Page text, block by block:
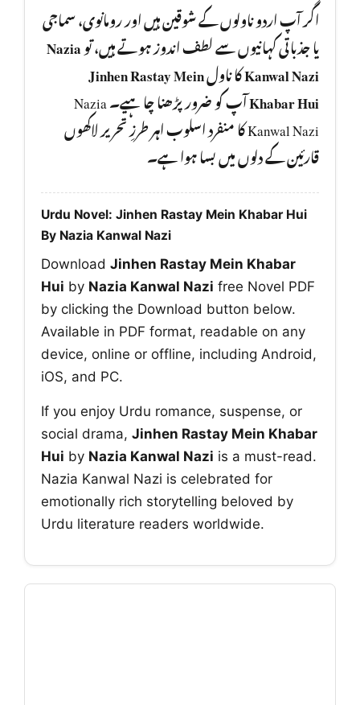
اگر آپ اردو ناولوں کے شوقین ہیں اور رومانوی، سماجی
یا جذباتی کہانیوں سے لطف اندوز ہوتے ہیں، توNazia
Kanwal Naziکا ناولJinhen Rastay Mein
Khabar Hui
آپ کو ضرور پڑھنا چا ہیے۔ Nazia
Kanwal Nazi کا منفرد اسلوب اہر طرزِ تحریر لاکھوں
قارئین کے دلوں میں بسا ہوا ہے۔
Urdu Novel: Jinhen Rastay Mein Khabar Hui
By Nazia Kanwal Nazi
Download Jinhen Rastay Mein Khabar
Hui by Nazia Kanwal Nazi free Novel PDF
by clicking the Download button below.
Available in PDF format, readable on any
device, online or offline, including Android,
iOS, and PC.
If you enjoy Urdu romance, suspense, or
social drama, Jinhen Rastay Mein Khabar
Hui by Nazia Kanwal Nazi is a must-read.
Nazia Kanwal Nazi is celebrated for
emotionally rich storytelling beloved by
Urdu literature readers worldwide.